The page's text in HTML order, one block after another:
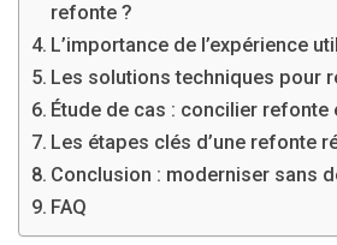
refonte ?
L’importance de l’expérience
Les solutions techniques pour
Étude de cas : concilier refonte
Les étapes clés d’une refonte
Conclusion : moderniser sans
FAQ